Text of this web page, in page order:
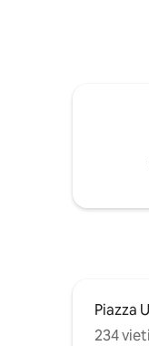
orkaitė,
Unità
šis namas
grožį.
Piazza
234